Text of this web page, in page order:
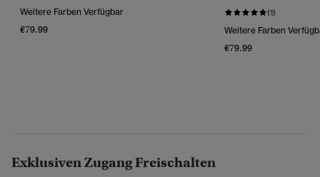
Weitere Farben Verfügbar
€79.99
(1)
Weitere Farben
€79.99
Exklusiven Zugang Freischalten